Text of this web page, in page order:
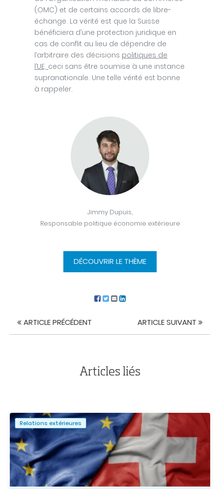
(OMC) et de certains accords de libre-
échange. La vérité est que la Suisse
bénéficiera d’une protection juridique en
cas de conflit au lieu de dépendre de
l’arbitraire des décisions politiques de
l’UE, ceci sans être soumise à une instance
supranationale. Une telle vérité est bonne
à rappeler.
Jimmy Dupuis,
Responsable politique économie extérieure
DÉCOUVRIR LE THÈME
Navigation
ARTICLE PRÉCÉDENT ARTICLE SUIVANT
Articles liés
Relations extérieures